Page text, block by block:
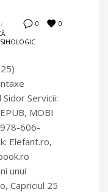
0 0
/
,
Servicii:
MOBI
978-606-
Elefant.ro,
unui
Capriciul 25